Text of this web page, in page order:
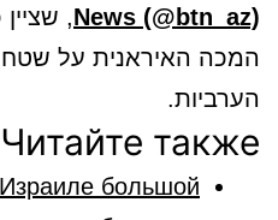
News (@btn_az)
,
המכה האיראנית על שטח
הערביות.
Читайте также
большой